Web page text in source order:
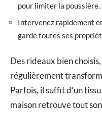
pour limiter la poussière.
Intervenez rapidement
garde toutes ses
Des rideaux bien
régulièrement
Parfois, il suffit d’un
maison retrouve tout